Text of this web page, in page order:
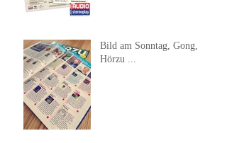
Bild am Sonntag, Gong,
Hörzu ...